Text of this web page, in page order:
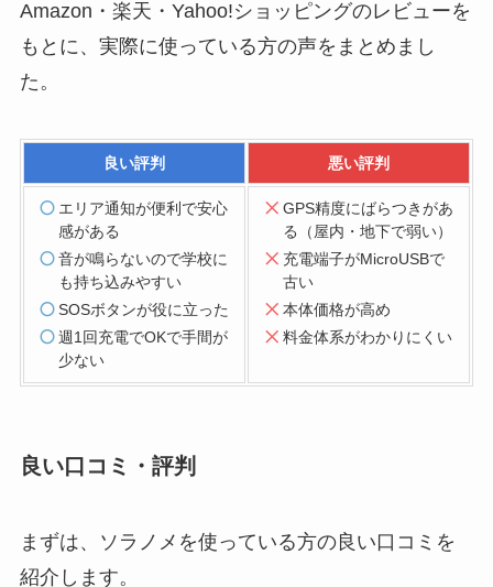
Amazon・楽天・Yahoo!ショッピングのレビューを
もとに、実際に使っている方の声をまとめまし
た。
良い評判 悪い評判
エリア通知が便利で安心
感がある
音が鳴らないので学校に
も持ち込みやすい
SOSボタンが役に立った
週1回充電でOKで手間が
少ない
GPS精度にばらつきがあ
る（屋内・地下で弱い）
充電端子がMicroUSBで
古い
本体価格が高め
料金体系がわかりにくい
良い口コミ・評判
まずは、ソラノメを使っている方の良い口コミを
紹介します。